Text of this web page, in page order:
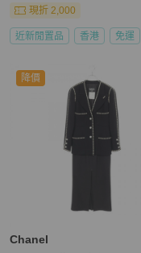
現折 2,000
近新閒置品 香港 免運
降價
Chanel